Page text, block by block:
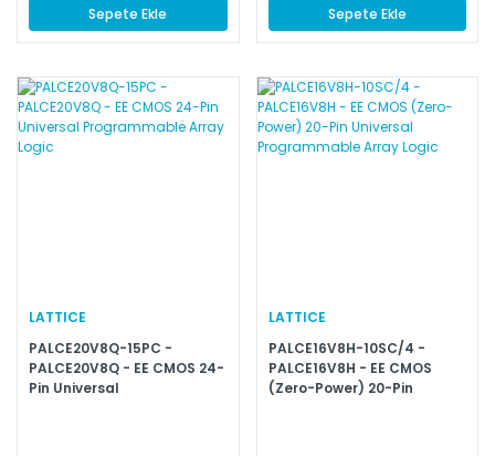
Sepete Ekle Sepete Ekle
LATTICE
PALCE20V8Q-15PC -
PALCE20V8Q - EE CMOS 24-
Pin Universal
LATTICE
PALCE16V8H-10SC/4 -
PALCE16V8H - EE CMOS
(Zero-Power) 20-Pin